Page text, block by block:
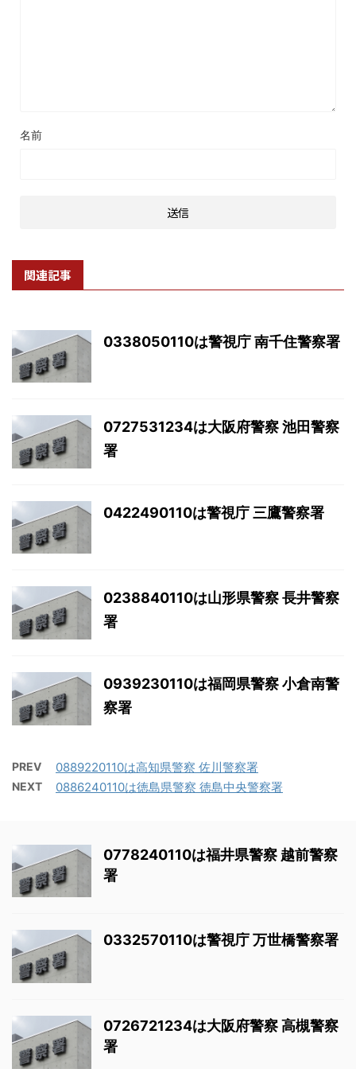
名前
関連記事
0338050110は警視庁 南千住警察署
0727531234は大阪府警察 池田警察
署
0422490110は警視庁 三鷹警察署
0238840110は山形県警察 長井警察
署
0939230110は福岡県警察 小倉南警
察署
PREV 0889220110は高知県警察 佐川警察署
NEXT 0886240110は徳島県警察 徳島中央警察署
0778240110は福井県警察 越前警察
署
0332570110は警視庁 万世橋警察署
0726721234は大阪府警察 高槻警察
署